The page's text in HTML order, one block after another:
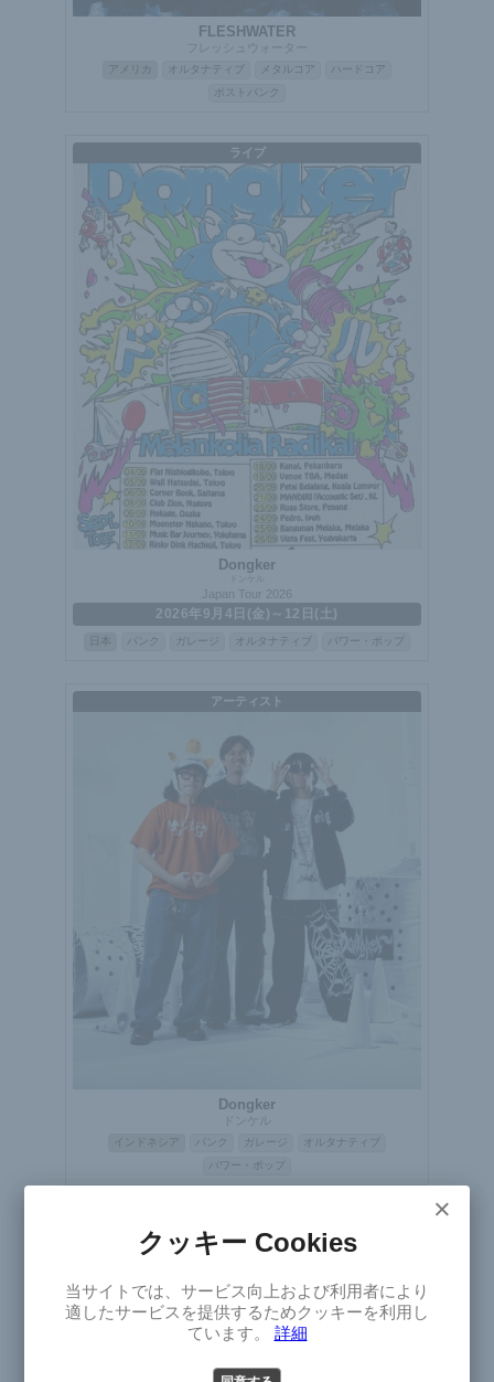
FLESHWATER
フレッシュウォーター
アメリカ オルタナティブ メタルコア
ハードコア
ポストパンク
ライブ
Dongker
Japan Tour 2026
2026年9月4日(金)～12日(土)
パンク ガレージ オルタナティブ パワー・ポップ
アーティスト
Dongker
ドンケル
インドネシア パンク ガレージ
オルタナティブ
パワー・ポップ
×
Select
Version
×
クッキー Cookies
当サイトでは、サービス向上および利用者により
適したサービスを提供するためクッキーを利用し
ています。 詳細